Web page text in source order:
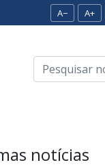
A− A+
notícias